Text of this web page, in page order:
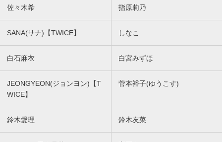
佐々木希 指原莉乃
SANA(サナ)【TWICE】 しなこ
白石麻衣 白宮みずほ
JEONGYEON(ジョンヨン)【T
WICE】
菅本裕子(ゆうこす)
鈴木愛理 鈴木友菜